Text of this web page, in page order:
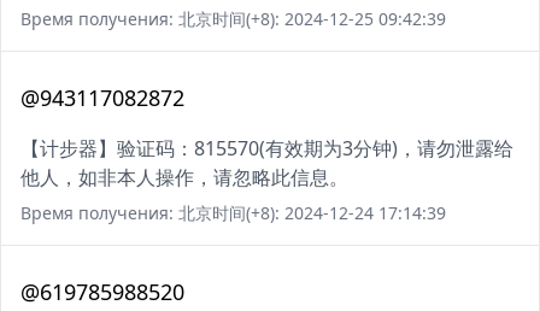
Время получения: 北京时间(+8): 2024-12-25 09:42:39
@943117082872
【计步器】验证码：815570(有效期为3分钟)，请勿泄露给
他人，如非本人操作，请忽略此信息。
Время получения: 北京时间(+8): 2024-12-24 17:14:39
@619785988520